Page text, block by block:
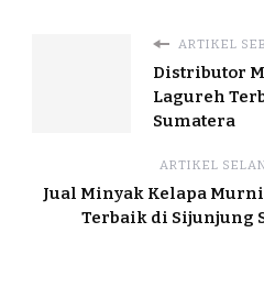
ARTIKEL
Distributor
Lagureh
Sumatera
ARTIKEL
Jual Minyak Kelapa
Terbaik di Sijunjung